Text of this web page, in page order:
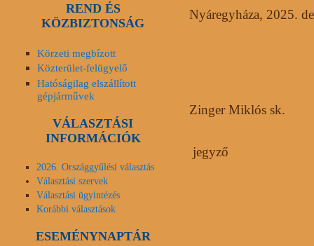
Nyáregyháza, 2025.
Zinger Miklós sk.
jegyző
REND ÉS
KÖZBIZTONSÁG
Körzeti megbízott
Közterület-felügyelő
Hatóságilag elszállított
gépjárművek
VÁLASZTÁSI
INFORMÁCIÓK
2026. Országgyűlési választás
Választási szervek
Választási ügyintézés
Korábbi választások
ESEMÉNYNAPTÁR